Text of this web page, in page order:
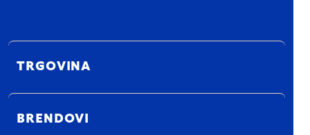
TRGOVINA
BRENDOVI